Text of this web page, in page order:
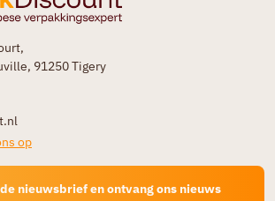
91250 Tigery
op
nieuwsbrief en ontvang ons nieuws